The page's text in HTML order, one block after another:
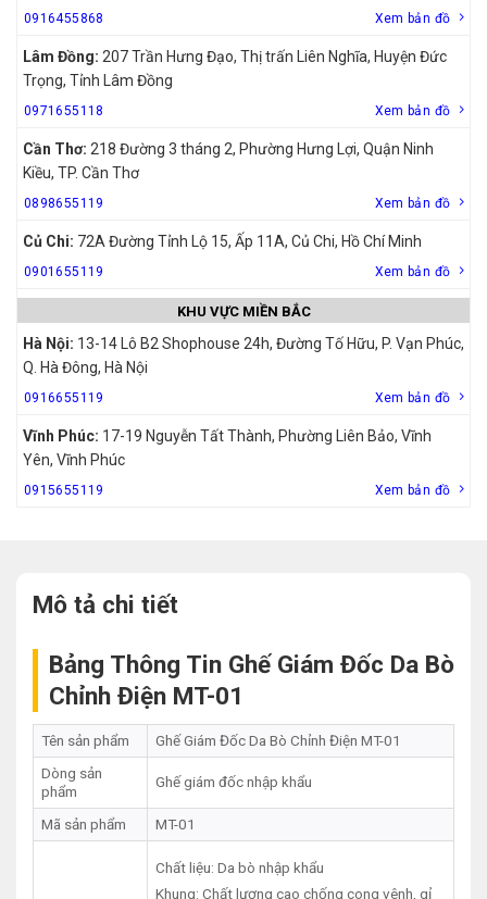
0916455868 Xem bản đồ
Lâm Đồng: 207 Trần Hưng Đạo, Thị trấn Liên Nghĩa, Huyện Đức
Trọng, Tỉnh Lâm Đồng
0971655118 Xem bản đồ
Cần Thơ: 218 Đường 3 tháng 2, Phường Hưng Lợi, Quận Ninh
Kiều, TP. Cần Thơ
0898655119 Xem bản đồ
Củ Chi: 72A Đường Tỉnh Lộ 15, Ấp 11A, Củ Chi, Hồ Chí Minh
0901655119 Xem bản đồ
KHU VỰC MIỀN BẮC
Hà Nội: 13-14 Lô B2 Shophouse 24h, Đường Tố Hữu, P. Vạn Phúc,
Q. Hà Đông, Hà Nội
0916655119 Xem bản đồ
Vĩnh Phúc: 17-19 Nguyễn Tất Thành, Phường Liên Bảo, Vĩnh
Yên, Vĩnh Phúc
0915655119 Xem bản đồ
Mô tả chi tiết
Bảng Thông Tin Ghế Giám Đốc Da Bò
Chỉnh Điện MT-01
Tên sản phẩm
Ghế Giám Đốc Da Bò Chỉnh Điện MT-01
Dòng sản
phẩm
Ghế giám đốc nhập khẩu
Mã sản phẩm MT-01
Chất liệu: Da bò nhập khẩu
Khung: Chất lượng cao chống cong vênh, gỉ